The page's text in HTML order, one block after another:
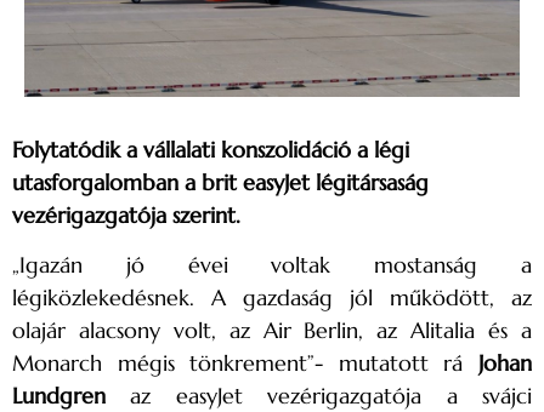
Folytatódik a vállalati konszolidáció a légi
utasforgalomban a brit easyJet légitársaság
vezérigazgatója szerint.
„Igazán jó évei voltak mostanság a
légiközlekedésnek. A gazdaság jól működött, az
olajár alacsony volt, az Air Berlin, az Alitalia és a
Monarch mégis tönkrement”- mutatott rá Johan
Lundgren az easyJet vezérigazgatója a svájci